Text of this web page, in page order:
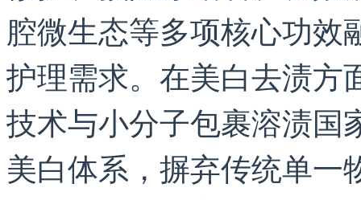
腔微生态等多项核心功
护理需求。在美白去渍方
技术与小分子包裹溶渍国
美白体系，摒弃传统单一